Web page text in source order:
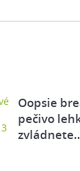
Oopsie
pečivo